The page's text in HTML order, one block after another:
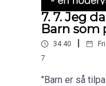
7. 7. Jeg
Barn som
34:40 |
7
"Barn er så